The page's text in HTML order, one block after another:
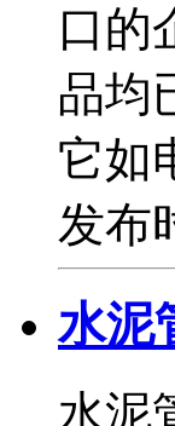
口的
品均
它如
发布
水泥
水泥